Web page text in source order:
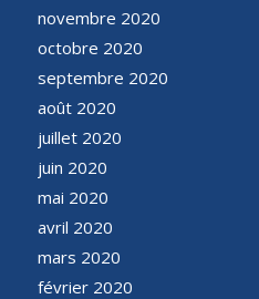
novembre 2020
octobre 2020
septembre 2020
août 2020
juillet 2020
juin 2020
mai 2020
avril 2020
mars 2020
février 2020